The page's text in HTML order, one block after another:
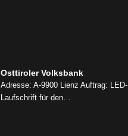
Osttiroler Volksbank
Adresse: A-9900 Lienz Auftrag: LED-
Laufschrift für den…